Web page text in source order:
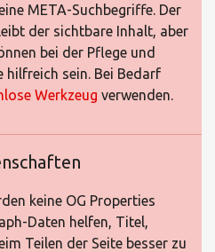
META-Suchbegriffe. Der
der sichtbare Inhalt, aber
bei der Pflege und
hilfreich sein. Bei Bedarf
Werkzeug verwenden.
keine OG Properties
Daten helfen, Titel,
Teilen der Seite besser zu